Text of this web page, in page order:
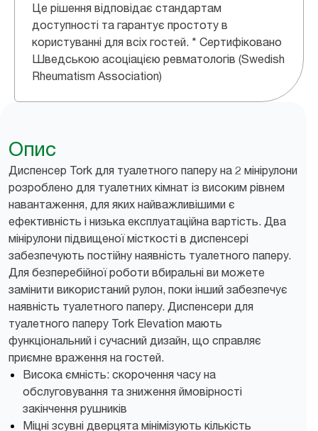
Це рішення відповідає стандартам
доступності та гарантує простоту в
користуванні для всіх гостей. * Сертифіковано
Шведською асоціацією ревматологів (Swedish
Rheumatism Association)
Опис
Диспенсер Tork для туалетного паперу на 2 мінірулони
розроблено для туалетних кімнат із високим рівнем
навантаження, для яких найважливішими є
ефективність і низька експлуатаційна вартість. Два
мінірулони підвищеної місткості в диспенсері
забезпечують постійну наявність туалетного паперу.
Для безперебійної роботи вбиральні ви можете
замінити використаний рулон, поки інший забезпечує
наявність туалетного паперу. Диспенсери для
туалетного паперу Tork Elevation мають
функціональний і сучасний дизайн, що справляє
приємне враження на гостей.
Висока ємність: скорочення часу на
обслуговування та зниження ймовірності
закінчення рушників
Міцні зсувні дверцята мінімізують кількість